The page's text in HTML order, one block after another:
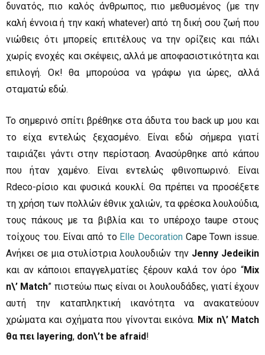
δυνατός, πιο καλός άνθρωπος, πιο μεθυσμένος (με την
καλή έννοια ή την κακή whatever) από τη δική σου ζωή που
νιώθεις ότι μπορείς επιτέλους να την ορίζεις και πάλι
χωρίς ενοχές και σκέψεις, αλλά με αποφασιστικότητα και
επιλογή. Οκ! θα μπορούσα να γράφω για ώρες, αλλά
σταματώ εδώ.
Το σημερινό σπίτι βρέθηκε στα άδυτα του back up μου και
το είχα εντελώς ξεχασμένο. Είναι εδώ σήμερα γιατί
ταιριάζει γάντι στην περίσταση. Ανασύρθηκε από κάπου
που ήταν χαμένο. Είναι εντελώς φθινοπωρινό. Είναι
Rdeco-ρίσιο και φυσικά κουκλί. Θα πρέπει να προσέξετε
τη χρήση των πολλών έθνικ χαλιών, τα φρέσκα λουλούδια,
τους πάκους με τα βιβλία και το υπέροχο taupe στους
τοίχους του. Είναι από το Elle Decoration Cape Town issue.
Ανήκει σε μια στυλίστρια λουλουδιών την Jenny Jedeikin
και αν κάποιοι επαγγελματίες ξέρουν καλά τον όρο “Mix
n\’ Match” πιστεύω πως είναι οι λουλουδάδες, γιατί έχουν
αυτή την καταπληκτική ικανότητα να ανακατεύουν
χρώματα και σχήματα που γίνονται εικόνα. Mix n\’ Match
θα πει layering, don\’t be afraid!